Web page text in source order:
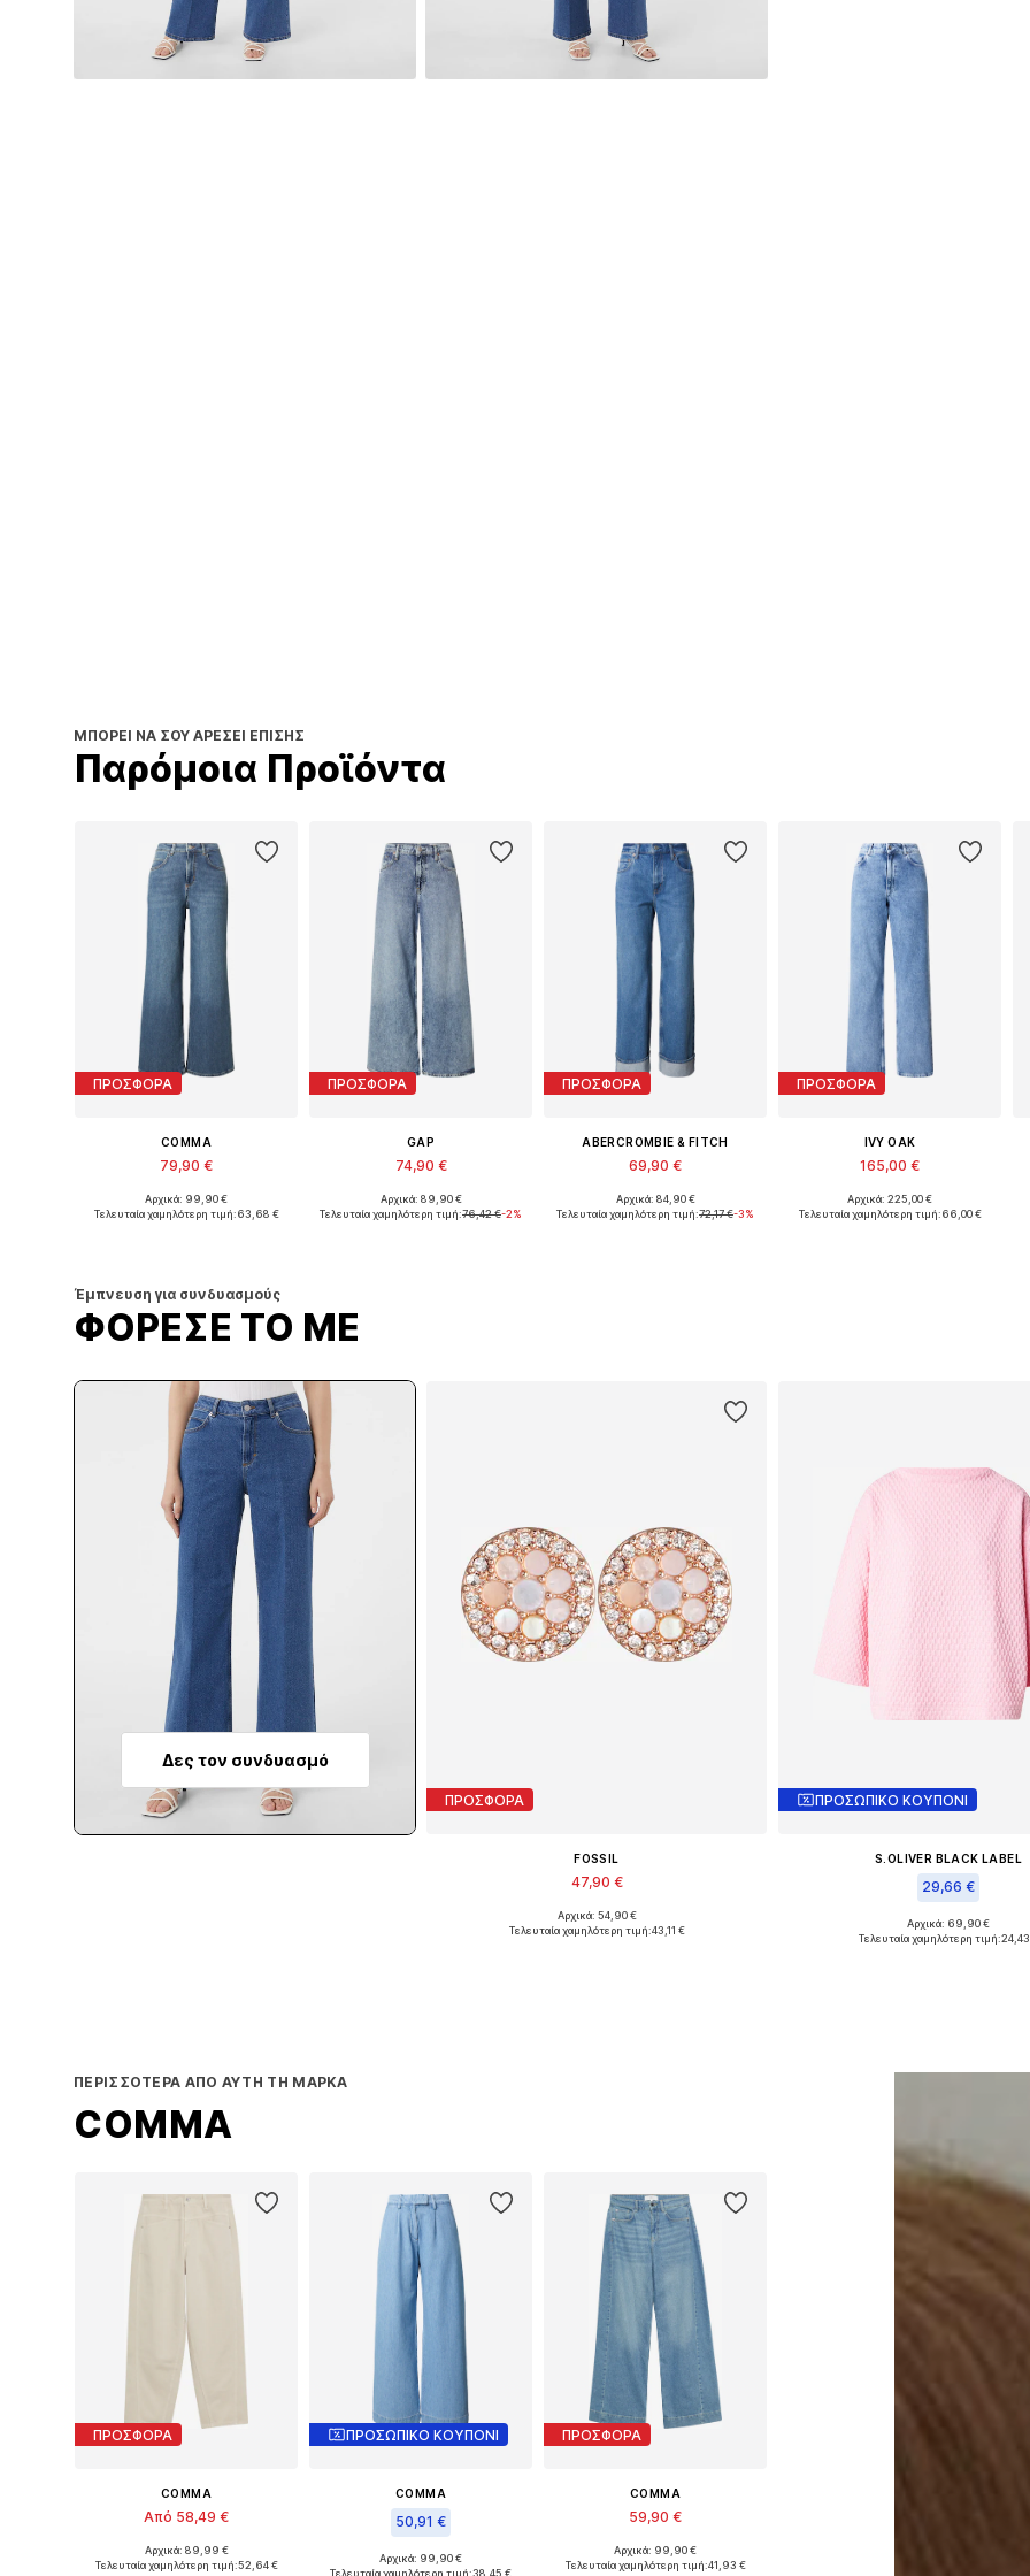
ΜΠΟΡΕΊ ΝΑ ΣΟΥ ΑΡΈΣΕΙ ΕΠΊΣΗΣ
Παρόμοια Προϊόντα
ΠΡΟΣΦΟΡΑ
COMMA
79,90 €
Διαθέσιμο σε πολλά μεγέθη
Αρχικά: 99,90 €
Τελευταία χαμηλότερη τιμή:63,68 €
ΠΡΟΣΦΟΡΑ
GAP
74,90 €
Διαθέσιμο σε πολλά μεγέθη
Αρχικά: 89,90 €
Τελευταία χαμηλότερη τιμή:76,42 €-2%
ΠΡΟΣΦΟΡΑ
ABERCROMBIE & FITCH
69,90 €
Διαθέσιμο σε πολλά μεγέθη
Αρχικά: 84,90 €
Τελευταία χαμηλότερη τιμή:72,17 €-3%
ΠΡΟΣΦΟΡΑ
IVY OAK
165,00 €
Αρχικά: 225,00 €
Τελευταία χαμηλότερη τιμή:66,00 €
Έμπνευση για συνδυασμούς
ΦΟΡΕΣΕ ΤΟ ΜΕ
Δες τον συνδυασμό
ΠΡΟΣΦΟΡΑ
FOSSIL
47,90 €
Διαθέσιμα μεγέθη: One Size
Αρχικά: 54,90 €
Τελευταία χαμηλότερη τιμή:43,11 €
ΠΡΟΣΩΠΙΚΟ ΚΟΥΠΟΝΙ
S.OLIVER BLACK LABEL
29,66 €
Διαθέσιμα μεγέθη: S, M, L, XL,
Αρχικά: 69,90 €
Τελευταία χαμηλότερη τιμή:
ΠΕΡΙΣΣΌΤΕΡΑ ΑΠΌ ΑΥΤΉ ΤΗ ΜΆΡΚΑ
COMMA
ΠΡΟΣΦΟΡΑ
COMMA
Από 58,49 €
Διαθέσιμα μεγέθη: 29, 30-31
Αρχικά: 89,99 €
Τελευταία χαμηλότερη τιμή:52,64 €
ΠΡΟΣΩΠΙΚΟ ΚΟΥΠΟΝΙ
COMMA
50,91 €
Διαθέσιμα μεγέθη: 29, 30-31
Αρχικά: 99,90 €
Τελευταία χαμηλότερη τιμή:38,45 €
ΠΡΟΣΦΟΡΑ
COMMA
59,90 €
Αρχικά: 99,90 €
Τελευταία χαμηλότερη τιμή:41,93 €